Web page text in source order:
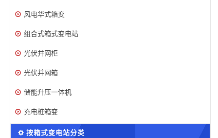
风电华式箱变
组合式箱式变电站
光伏并网柜
光伏并网箱
储能升压一体机
充电桩箱变
按箱式变电站分类